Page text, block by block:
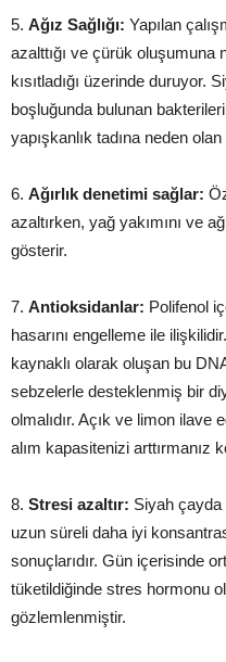
5. Ağız Sağlığı: Yapılan
azalttığı ve çürük oluşumuna
kısıtladığı üzerinde duruyor.
boşluğunda bulunan
yapışkanlık tadına neden
6. Ağırlık denetimi sağlar:
azaltırken, yağ yakımını ve
gösterir.
7. Antioksidanlar: Polifenol
hasarını engelleme ile
kaynaklı olarak oluşan bu
sebzelerle desteklenmiş bir
olmalıdır. Açık ve limon
alım kapasitenizi arttırmanız
8. Stresi azaltır: Siyah çayda
uzun süreli daha iyi
sonuçlarıdır. Gün içerisinde
tüketildiğinde stres hormonu
gözlemlenmiştir.